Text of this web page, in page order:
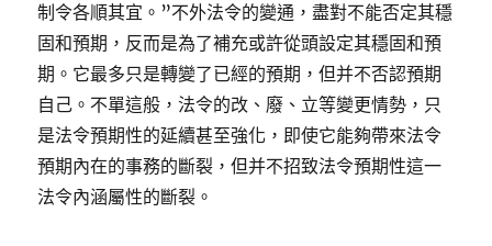
制令各順其宜。”不外法令的變通，盡對不能否定其穩
固和預期，反而是為了補充或許從頭設定其穩固和預
期。它最多只是轉變了已經的預期，但并不否認預期
自己。不單這般，法令的改、廢、立等變更情勢，只
是法令預期性的延續甚至強化，即使它能夠帶來法令
預期內在的事務的斷裂，但并不招致法令預期性這一
法令內涵屬性的斷裂。